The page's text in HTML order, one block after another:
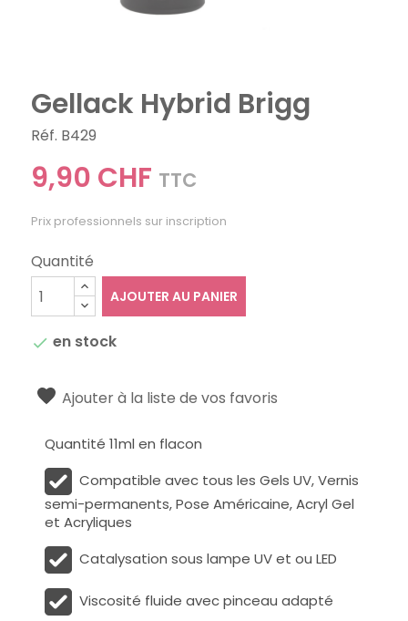
Gellack Hybrid Brigg
Réf. B429
9,90 CHF TTC
Prix professionnels sur inscription
Quantité
AJOUTER AU PANIER
 en stock
Ajouter à la liste de vos favoris
Quantité 11ml en flacon
Compatible avec tous les Gels UV, Vernis
semi-permanents, Pose Américaine, Acryl Gel
et Acryliques
Catalysation sous lampe UV et ou LED
Viscosité fluide avec pinceau adapté